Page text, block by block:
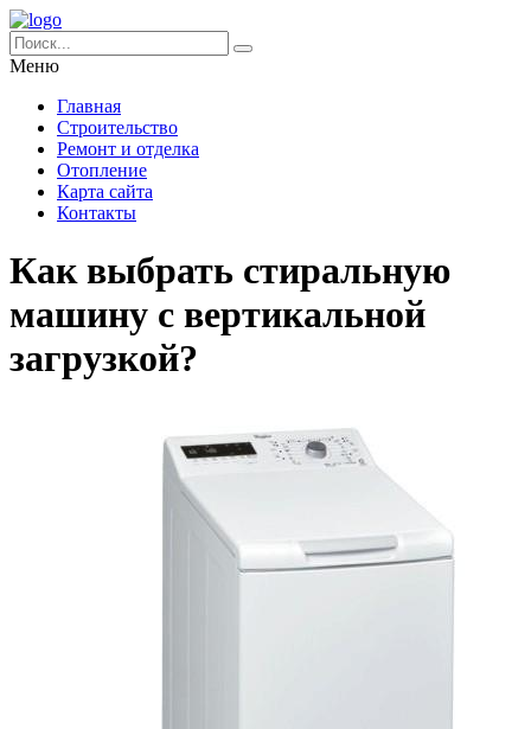
Меню
Главная
Строительство
Ремонт и отделка
Отопление
Карта сайта
Контакты
Как выбрать стиральную
машину с вертикальной
загрузкой?